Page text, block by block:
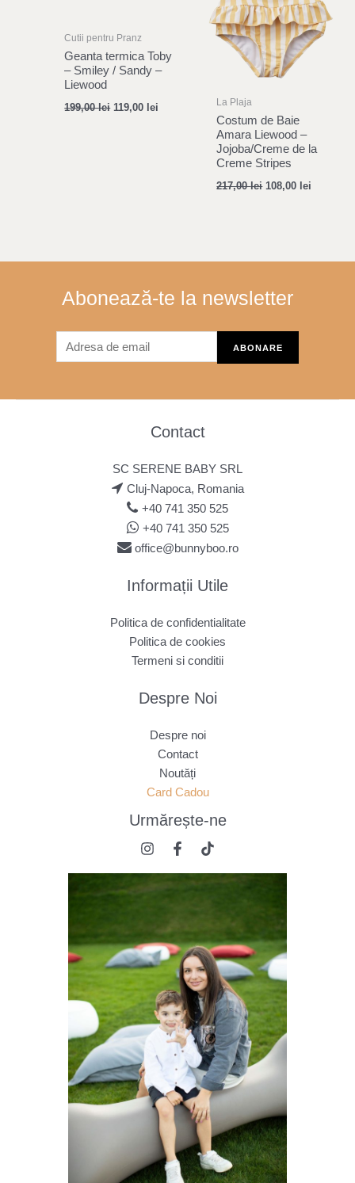
Cutii pentru Pranz
Geanta termica Toby
– Smiley / Sandy –
Liewood
199,00lei 119,00 lei La Plaja
Costum de Baie
Amara Liewood –
Jojoba/Creme de la
Creme Stripes
217,00lei 108,00 lei
Abonează-te la newsletter
Contact
SC SERENE BABY SRL
Cluj-Napoca, Romania
+40 741 350 525
+40 741 350 525
office@bunnyboo.ro
Informații Utile
Politica de confidentialitate
Politica de cookies
Termeni si conditii
Despre Noi
Despre noi
Contact
Noutăți
Card Cadou
Urmărește-ne